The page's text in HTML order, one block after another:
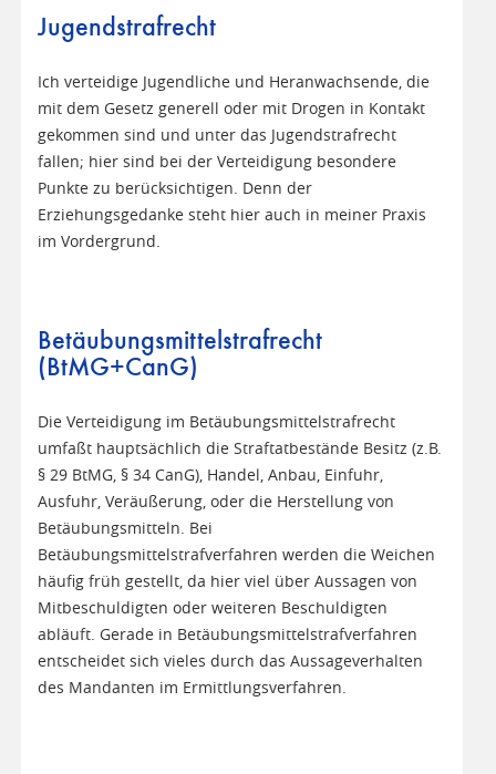
Jugendstrafrecht
Ich verteidige Jugendliche und Heranwachsende, die
mit dem Gesetz generell oder mit Drogen in Kontakt
gekommen sind und unter das Jugendstrafrecht
fallen; hier sind bei der Verteidigung besondere
Punkte zu berücksichtigen. Denn der
Erziehungsgedanke steht hier auch in meiner Praxis
im Vordergrund.
Betäubungsmittelstrafrecht
(BtMG+CanG)
Die Verteidigung im Betäubungsmittelstrafrecht
umfaßt hauptsächlich die Straftatbestände Besitz (z.B.
§ 29 BtMG, § 34 CanG), Handel, Anbau, Einfuhr,
Ausfuhr, Veräußerung, oder die Herstellung von
Betäubungsmitteln. Bei
Betäubungsmittelstrafverfahren werden die Weichen
häufig früh gestellt, da hier viel über Aussagen von
Mitbeschuldigten oder weiteren Beschuldigten
abläuft. Gerade in Betäubungsmittelstrafverfahren
entscheidet sich vieles durch das Aussageverhalten
des Mandanten im Ermittlungsverfahren.